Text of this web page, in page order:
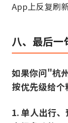
App上反复刷
八、最后一
如果你问"杭
按优先级给个
1. 单人出行